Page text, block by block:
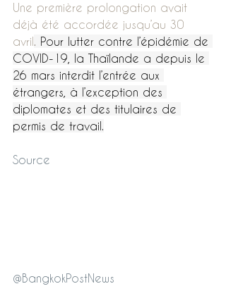
Une première prolongation avait
déjà été accordée jusqu’au 30
avril. Pour lutter contre l’épidémie de
COVID-19, la Thaïlande a depuis le
26 mars interdit l’entrée aux
étrangers, à l’exception des
diplomates et des titulaires de
permis de travail.
Source
@BangkokPostNews